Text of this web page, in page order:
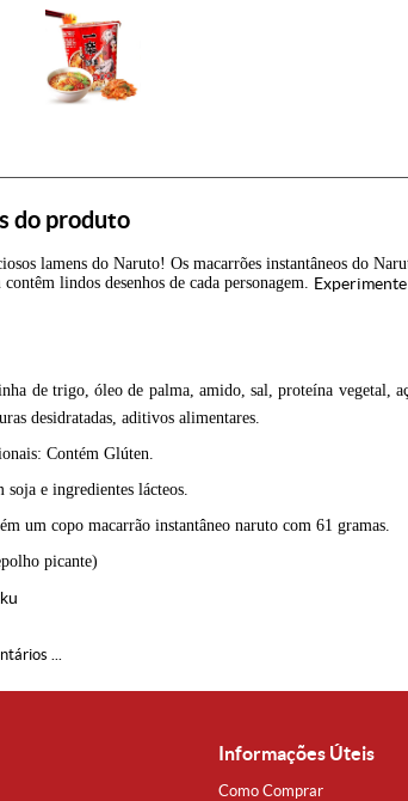
do produto
lamens do Naruto! Os macarrões instantâneos do
contêm lindos desenhos de cada personagem.
de trigo, óleo de palma, amido, sal, proteína vegetal,
desidratadas, aditivos alimentares.
Contém Glúten.
e ingredientes lácteos.
um copo macarrão instantâneo naruto com 61 gramas.
picante)
...
Informações Úteis
Como Comprar